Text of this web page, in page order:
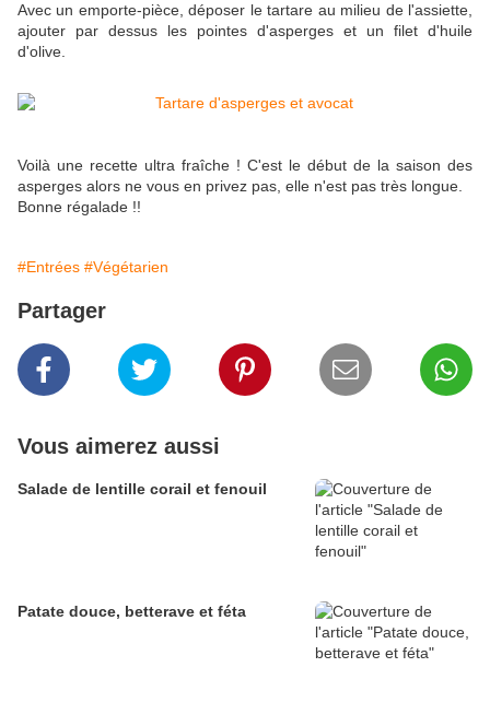
Avec un emporte-pièce, déposer le tartare au milieu de l'assiette,
ajouter par dessus les pointes d'asperges et un filet d'huile
d'olive.
Voilà une recette ultra fraîche ! C'est le début de la saison des
asperges alors ne vous en privez pas, elle n'est pas très longue.
Bonne régalade !!
#Entrées #Végétarien
Partager
Vous aimerez aussi
Salade de lentille corail et fenouil
Patate douce, betterave et féta